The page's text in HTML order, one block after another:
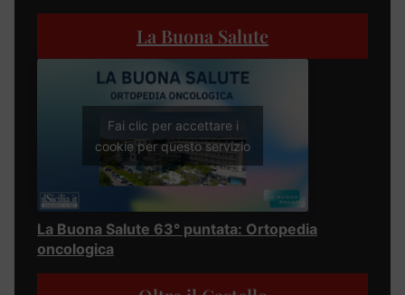
La Buona Salute
Fai clic per accettare i
cookie per questo servizio
La Buona Salute 63° puntata: Ortopedia
oncologica